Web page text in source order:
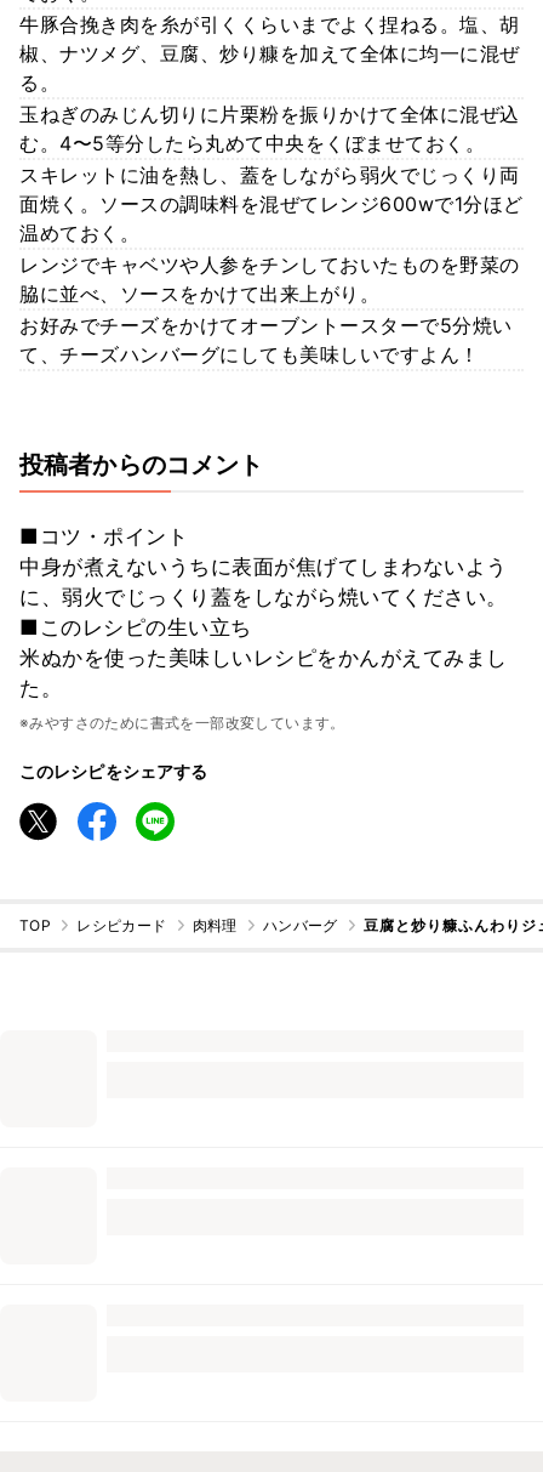
牛豚合挽き肉を糸が引くくらいまでよく捏ねる。塩、胡
椒、ナツメグ、豆腐、炒り糠を加えて全体に均一に混ぜ
る。
玉ねぎのみじん切りに片栗粉を振りかけて全体に混ぜ込
む。4〜5等分したら丸めて中央をくぼませておく。
スキレットに油を熱し、蓋をしながら弱火でじっくり両
面焼く。ソースの調味料を混ぜてレンジ600wで1分ほど
温めておく。
レンジでキャベツや人参をチンしておいたものを野菜の
脇に並べ、ソースをかけて出来上がり。
お好みでチーズをかけてオーブントースターで5分焼い
て、チーズハンバーグにしても美味しいですよん！
投稿者からのコメント
■コツ・ポイント
中身が煮えないうちに表面が焦げてしまわないよう
に、弱火でじっくり蓋をしながら焼いてください。
■このレシピの生い立ち
米ぬかを使った美味しいレシピをかんがえてみまし
た。
※みやすさのために書式を一部改変しています。
このレシピをシェアする
TOP レシピカード 肉料理 ハンバーグ 豆腐と炒り糠ふんわりジ